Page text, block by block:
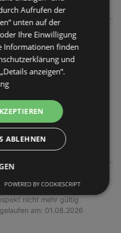
Wochenangebote
nicht mehr gültig
am:
01.08.2026
Wochenangebote
nicht mehr gültig
am: 01.08.2026
Aufrufen der
unten auf der
Ihre Einwilligung
Informationen finden
und
anzeigen“.
ABLEHNEN
POWERED BY COOKIESCRIPT